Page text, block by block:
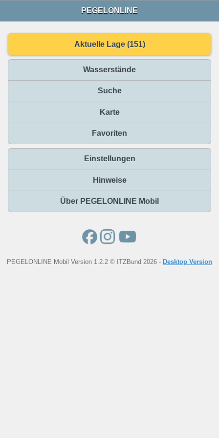
PEGELONLINE
Aktuelle Lage (151)
Wasserstände
Suche
Karte
Favoriten
Einstellungen
Hinweise
Über PEGELONLINE Mobil
PEGELONLINE Mobil Version 1.2.2 © ITZBund 2026 - Desktop Version